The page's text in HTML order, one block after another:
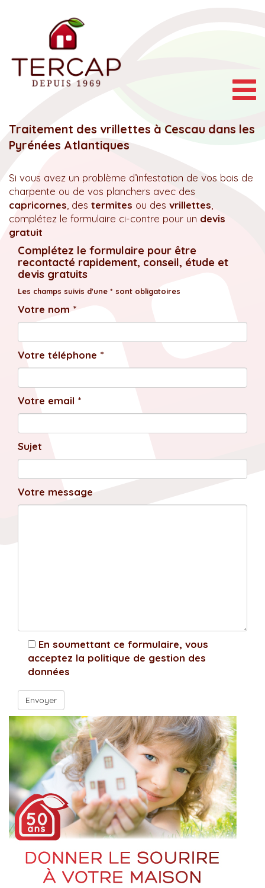
Traitement des vrillettes à Cescau dans les
Pyrénées Atlantiques
Si vous avez un problème d’infestation de vos bois de
charpente ou de vos planchers avec des
capricornes , des termites ou des vrillettes
complétez le formulaire ci-contre pour un devis
gratuit
Complétez le formulaire pour être
recontacté rapidement, conseil, étude et
devis gratuits
Les champs suivis d'une * sont obligatoires
Votre nom *
Votre téléphone *
Votre email *
Sujet
Votre message
En soumettant ce formulaire, vous
acceptez la politique de gestion des
données